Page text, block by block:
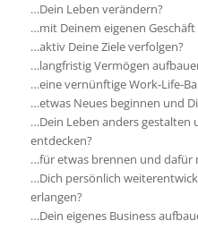
…Dein Leben verändern?
…mit Deinem eigenen
…aktiv Deine Ziele verfolgen?
…langfristig Vermögen
…eine vernünftige Work-Life-
…etwas Neues beginnen und
…Dein Leben anders gestalten
entdecken?
…für etwas brennen und dafür
…Dich persönlich
erlangen?
…Dein eigenes Business